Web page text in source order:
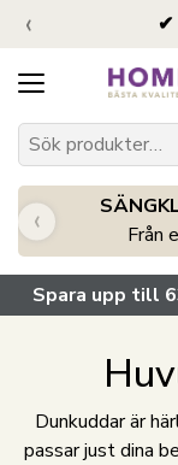
‹
Från
‹
Spara upp till
Dunkuddar är
passar just dina